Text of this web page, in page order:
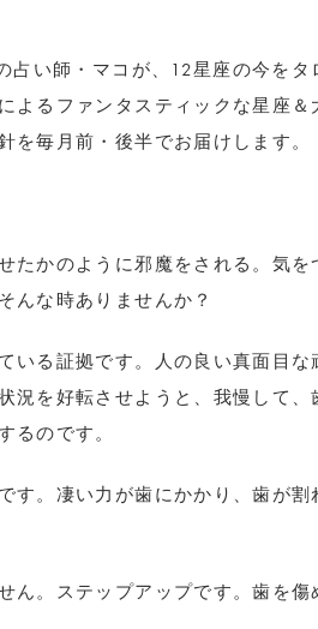
占い師・マコが、12星座の今をタ
よるファンタスティックな星座＆
毎月前・後半でお届けします。
たかのように邪魔をされる。気を
んな時ありませんか？
いる証拠です。人の良い真面目な
況を好転させようと、我慢して、
るのです。
す。凄い力が歯にかかり、歯が割
ん。ステップアップです。歯を傷